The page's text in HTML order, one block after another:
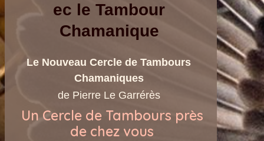
ec le Tambour
Chamanique
Le Nouveau Cercle de Tambours
Chamaniques
de Pierre Le Garrérès
Un Cercle de Tambours près
de chez vous